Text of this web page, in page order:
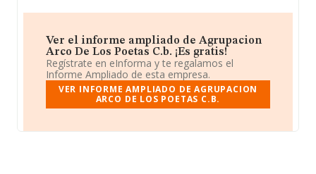
Ver el informe ampliado de Agrupacion
Arco De Los Poetas C.b. ¡Es gratis!
Regístrate en eInforma y te regalamos el
Informe Ampliado de esta empresa.
VER INFORME AMPLIADO DE AGRUPACION
ARCO DE LOS POETAS C.B.